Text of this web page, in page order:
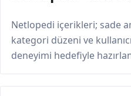
Netlopedi içerikleri; sade
kategori düzeni ve
deneyimi hedefiyle